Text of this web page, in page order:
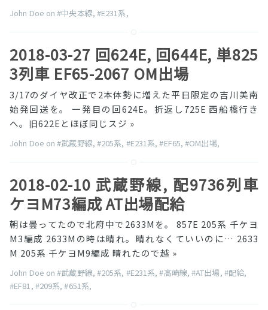
John Doe on#中央本線, #E231系,
2018-03-27 回624E, 回644E, 単825
3列車 EF65-2067 OM出場
3/17のダイヤ改正で2本体勢に増えた平日限定の吉川美南
始発回送を。 一発目の回624E。折返し725E 西船橋行き
へ。旧622Eとほぼ同じスジ »
John Doe on#武蔵野線, #205系, #E231系,#EF65,#OM出場,
2018-02-10 武蔵野線, 配9736列車
ケヨM73編成 AT出場配給
朝は曇ってたので北府中で2633Mを。 857E 205系 千ケヨ
M3編成 2633Mの時は晴れ。晴れなくていいのに… 2633
M 205系 千ケヨM9編成 晴れたので越 »
John Doe on#武蔵野線, #205系, #E231系,#高崎線,#AT出場, #配給,
#EF81, #209系,#651系,